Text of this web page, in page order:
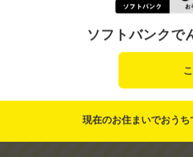
手続きカンタン・
でんきの設備や品
ソフトバンクで
現在のお住まいでおうち